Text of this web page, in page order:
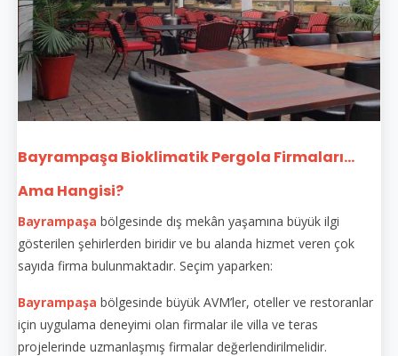
Bayrampaşa Bioklimatik Pergola Firmaları...
Ama Hangisi?
Bayrampaşa bölgesinde dış mekân yaşamına büyük ilgi
gösterilen şehirlerden biridir ve bu alanda hizmet veren çok
sayıda firma bulunmaktadır. Seçim yaparken:
Bayrampaşa bölgesinde büyük AVM’ler, oteller ve restoranlar
için uygulama deneyimi olan firmalar ile villa ve teras
projelerinde uzmanlaşmış firmalar değerlendirilmelidir.